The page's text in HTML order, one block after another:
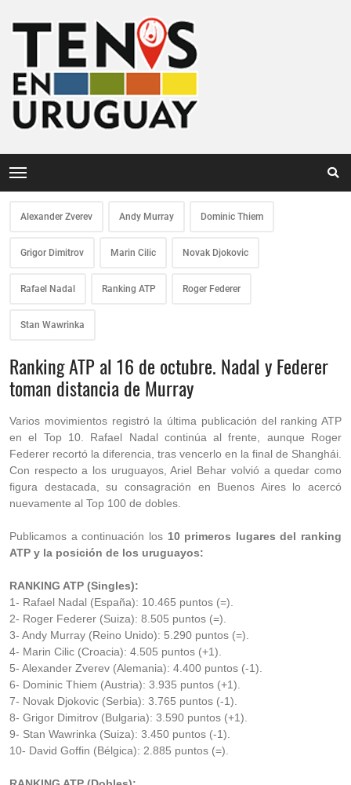
Alexander Zverev Andy Murray Dominic Thiem
Grigor Dimitrov Marin Cilic Novak Djokovic
Rafael Nadal Ranking ATP Roger Federer
Stan Wawrinka
Ranking ATP al 16 de octubre. Nadal y Federer
toman distancia de Murray
Varios movimientos registró la última publicación del ranking ATP
en el Top 10. Rafael Nadal continúa al frente, aunque Roger
Federer recortó la diferencia, tras vencerlo en la final de Shanghái.
Con respecto a los uruguayos, Ariel Behar volvió a quedar como
figura destacada, su consagración en Buenos Aires lo acercó
nuevamente al Top 100 de dobles.
Publicamos a continuación los 10 primeros lugares del ranking
ATP y la posición de los uruguayos:
RANKING ATP (Singles):
1- Rafael Nadal (España): 10.465 puntos (=).
2- Roger Federer (Suiza): 8.505 puntos (=).
3- Andy Murray (Reino Unido): 5.290 puntos (=).
4- Marin Cilic (Croacia): 4.505 puntos (+1).
5- Alexander Zverev (Alemania): 4.400 puntos (-1).
6- Dominic Thiem (Austria): 3.935 puntos (+1).
7- Novak Djokovic (Serbia): 3.765 puntos (-1).
8- Grigor Dimitrov (Bulgaria): 3.590 puntos (+1).
9- Stan Wawrinka (Suiza): 3.450 puntos (-1).
10- David Goffin (Bélgica): 2.885 puntos (=).